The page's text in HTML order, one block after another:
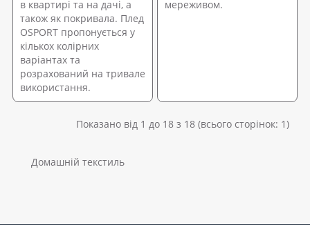
в квартирі та на дачі, а
також як покривала. Плед
OSPORT пропонується у
кількох колірних
варіантах та
розрахований на тривале
використання.
мереживом.
Показано від 1 до 18 з 18 (всього сторінок: 1)
Домашній текстиль